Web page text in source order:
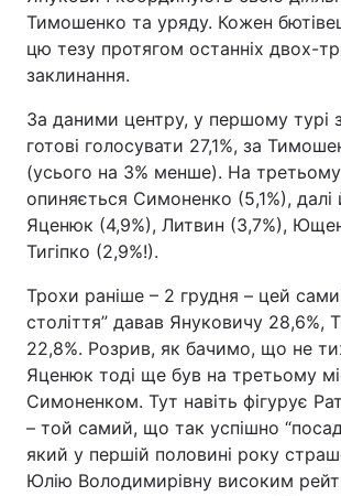
Тимошенко та уряду. Кожен
цю тезу протягом останніх двох-
заклинання.
За даними центру, у першому турі
готові голосувати 27,1%, за
(усього на 3% менше). На третьому
опиняється Симоненко (5,1%), далі
Яценюк (4,9%), Литвин (3,7%),
Тигіпко (2,9%!).
Трохи раніше – 2 грудня – цей
століття” давав Януковичу 28,6%,
22,8%. Розрив, як бачимо, що не
Яценюк тоді ще був на третьому
Симоненком. Тут навіть фігурує
– той самий, що так успішно
який у першій половині року
Юлію Володимирівну високим